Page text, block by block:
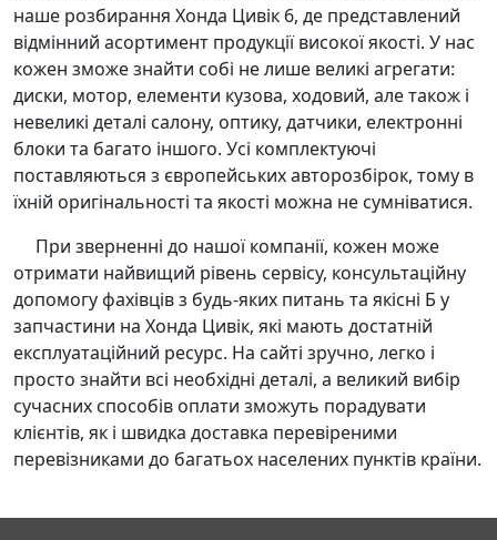
наше розбирання Хонда Цивік 6, де представлений
відмінний асортимент продукції високої якості. У нас
кожен зможе знайти собі не лише великі агрегати:
диски, мотор, елементи кузова, ходовий, але також і
невеликі деталі салону, оптику, датчики, електронні
блоки та багато іншого. Усі комплектуючі
поставляються з європейських авторозбірок, тому в
їхній оригінальності та якості можна не сумніватися.
При зверненні до нашої компанії, кожен може
отримати найвищий рівень сервісу, консультаційну
допомогу фахівців з будь-яких питань та якісні Б у
запчастини на Хонда Цивік, які мають достатній
експлуатаційний ресурс. На сайті зручно, легко і
просто знайти всі необхідні деталі, а великий вибір
сучасних способів оплати зможуть порадувати
клієнтів, як і швидка доставка перевіреними
перевізниками до багатьох населених пунктів країни.